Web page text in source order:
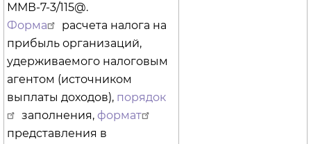
ММВ-7-3/115@.
Форма
расчета налога на
прибыль организаций,
удерживаемого налоговым
агентом (источником
выплаты доходов), порядок
заполнения,формат
представления в